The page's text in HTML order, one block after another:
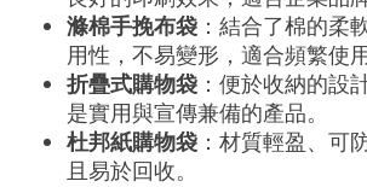
滌棉手挽布袋 ：結合了棉的柔
用性，不易變形，適合頻繁使用
折疊式購物袋 ：便於收納的設
是實用與宣傳兼備的產品。
杜邦紙購物袋 ：材質輕盈、可
且易於回收。